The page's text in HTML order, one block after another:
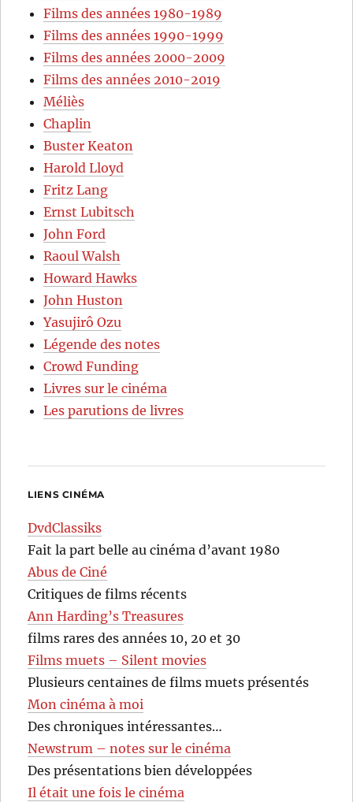
Films des années 1980-1989
Films des années 1990-1999
Films des années 2000-2009
Films des années 2010-2019
Méliès
Chaplin
Buster Keaton
Harold Lloyd
Fritz Lang
Ernst Lubitsch
John Ford
Raoul Walsh
Howard Hawks
John Huston
Yasujirô Ozu
Légende des notes
Crowd Funding
Livres sur le cinéma
Les parutions de livres
LIENS CINÉMA
DvdClassiks
Fait la part belle au cinéma d’avant 1980
Abus de Ciné
Critiques de films récents
Ann Harding’s Treasures
films rares des années 10, 20 et 30
Films muets – Silent movies
Plusieurs centaines de films muets présentés
Mon cinéma à moi
Des chroniques intéressantes…
Newstrum – notes sur le cinéma
Des présentations bien développées
Il était une fois le cinéma